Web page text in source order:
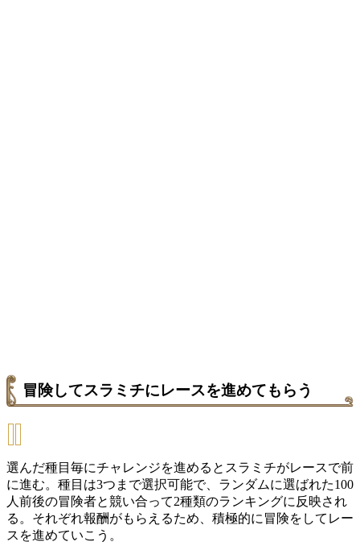
冒険してスラミチにレースを進めてもらう
選んだ種目毎にチャレンジを進めるとスラミチがレースで前
に進む。種目は3つまで選択可能で、ランダムに選ばれた100
人前後の冒険者と競い合って2種類のランキングに反映され
る。それぞれ報酬がもらえるため、積極的に冒険をしてレー
スを進めていこう。